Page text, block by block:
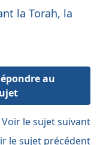
la Torah, la
au
Voir le sujet suivant
le sujet précédent